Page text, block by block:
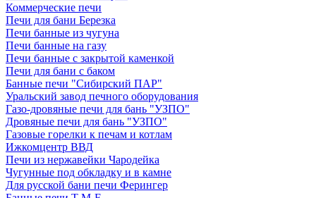
Коммерческие печи
Печи для бани Березка
Печи банные из чугуна
Печи банные на газу
Печи банные с закрытой каменкой
Печи для бани с баком
Банные печи "Сибирский ПАР"
Уральский завод печного оборудования
Газо-дровяные печи для бань "УЗПО"
Дровяные печи для бань "УЗПО"
Газовые горелки к печам и котлам
Ижкомцентр ВВД
Печи из нержавейки Чародейка
Чугунные под обкладку и в камне
Для русской бани печи Ферингер